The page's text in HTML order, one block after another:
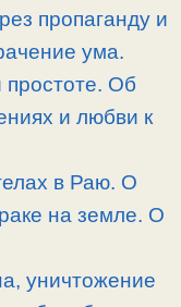
пропаганду и
ума.
Об
и любви к
в Раю. О
на земле. О
уничтожение